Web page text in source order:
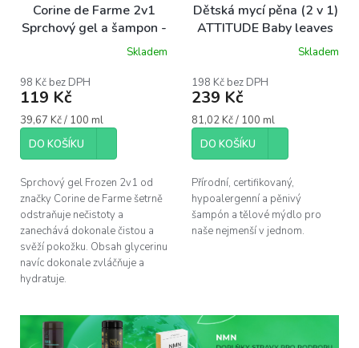
Corine de Farme 2v1
Sprchový gel a šampon -
Ledová královna Disney,
produktu
je
z
hvězdiček.
Skladem
98 Kč bez DPH
119 Kč
Měrná
cena:
39,67 Kč / 100 ml
DO KOŠÍKU
Sprchový gel Frozen 2v1 od
značky Corine de Farme šetrně
odstraňuje nečistoty a
zanechává dokonale čistou a
svěží pokožku. Obsah glycerinu
navíc dokonale zvláčňuje a
hydratuje.
Dětská mycí pěna (2 v 1)
ATTITUDE Baby leaves
bez vůně 295 ml
produktu
je
z
hvězdiček.
Skladem
198 Kč bez DPH
239 Kč
Měrná
cena:
81,02 Kč / 100 ml
DO KOŠÍKU
Přírodní, certifikovaný,
hypoalergenní a pěnivý
šampón a tělové mýdlo pro
naše nejmenší v jednom.